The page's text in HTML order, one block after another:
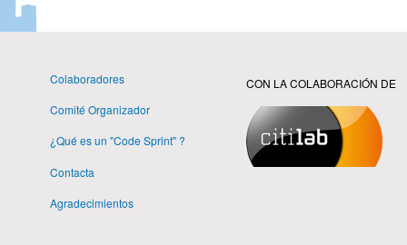
Colaboradores
Comité Organizador
¿Qué es un "Code Sprint" ?
Contacta
Agradecimientos
CON LA COLABORACIÓN DE